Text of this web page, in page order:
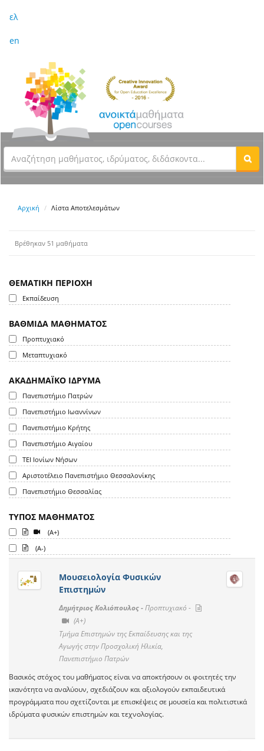
ελ
en
Αρχική Λίστα Αποτελεσμάτων
Βρέθηκαν 51 μαθήματα
ΘΕΜΑΤΙΚΗ ΠΕΡΙΟΧΗ
Εκπαίδευση
ΒΑΘΜΙΔΑ ΜΑΘΗΜΑΤΟΣ
Προπτυχιακό
Μεταπτυχιακό
ΑΚΑΔΗΜΑΪΚΟ ΙΔΡΥΜΑ
Πανεπιστήμιο Πατρών
Πανεπιστήμιο Ιωαννίνων
Πανεπιστήμιο Κρήτης
Πανεπιστήμιο Αιγαίου
ΤΕΙ Ιονίων Νήσων
Αριστοτέλειο Πανεπιστήμιο Θεσσαλονίκης
Πανεπιστήμιο Θεσσαλίας
ΤΥΠΟΣ ΜΑΘΗΜΑΤΟΣ
(A+)
(A-)
Μουσειολογία Φυσικών
Επιστημών
Δημήτριος Κολιόπουλος -Προπτυχιακό -
(A+)
Τμήμα Επιστημών της Εκπαίδευσης και της
Αγωγής στην Προσχολική Ηλικία,
Πανεπιστήμιο Πατρών
Βασικός στόχος του μαθήματος είναι να αποκτήσουν οι φοιτητές την
ικανότητα να αναλύουν, σχεδιάζουν και αξιολογούν εκπαιδευτικά
προγράμματα που σχετίζονται με επισκέψεις σε μουσεία και πολιτιστικά
ιδρύματα φυσικών επιστημών και τεχνολογίας.